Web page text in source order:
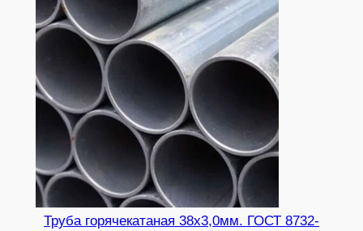
Труба горячекатаная 38х3,0мм. ГОСТ 8732-